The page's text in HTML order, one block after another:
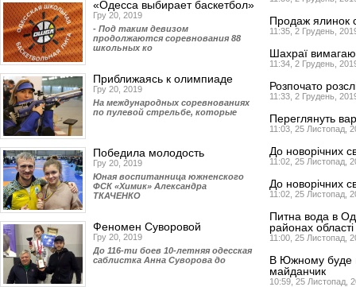
«Одесса выбирает баскетбол»
Гру 20, 2019
- Под таким девизом
продолжаются соревнования 88
школьных ко
Приближаясь к олимпиаде
Гру 20, 2019
На международных соревнованиях
по пулевой стрельбе, которые
Победила молодость
Гру 20, 2019
Юная воспитанница южненского
ФСК «Химик» Александра
ТКАЧЕНКО
Феномен Суворовой
Гру 20, 2019
До 116-ти боев 10-летняя одесская
саблистка Анна Суворова до
Продаж ялинок
11:35, 2 Грудень,
Шахраї
11:34, 2 Грудень,
Розпочато
11:33, 2 Грудень,
Переглянуть
11:03, 25 Листопад,
До новорічних
11:02, 25 Листопад,
До новорічних
11:02, 25 Листопад,
Питна вода в
районах області
11:00, 25 Листопад,
В Южному буде
майданчик
10:59, 25 Листопад,